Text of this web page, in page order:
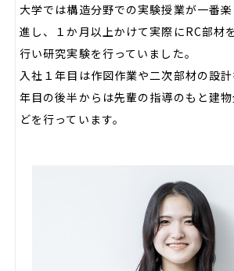
大学では構造分野での実験授業が一番
進し、１か月以上かけて実際にRC部材
行い研究実験を行っていました。
入社１年目は作図作業や二次部材の設
年目の後半からは先輩の指導のもと建
どを行っています。